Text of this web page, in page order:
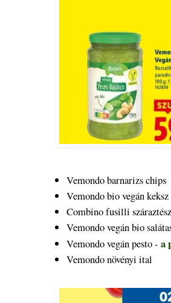
Vemondo barnarizs chips
Vemondo bio vegán keksz
Combino fusilli
Vemondo vegán bio
Vemondo vegán pesto - a
Vemondo növényi ital